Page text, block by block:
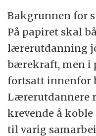
Bakgrunnen for
På papiret skal
lærerutdanning
bærekraft, men i
fortsatt innenfor
Lærerutdannere
krevende å koble
til varig